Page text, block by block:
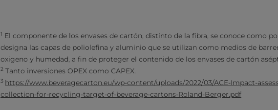
1 El componente de los envases de cartón, distinto de la fibra, se conoce como
designa las capas de poliolefina y aluminio que se utilizan como medios de
oxigeno y humedad, a fin de proteger el contenido de los envases de cartón
2 Tanto inversiones OPEX como CAPEX.
3 https://www.beveragecarton.eu/wp-content/uploads/2022/03/ACE-Impact-
collection-for-recycling-target-of-beverage-cartons-Roland-Berger.pdf